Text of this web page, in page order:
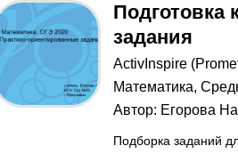
Подготовка
задания
ActivInspire
Математика,
Автор: Егорова
Подборка заданий